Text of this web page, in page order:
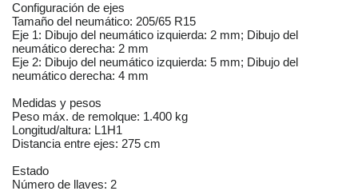
Configuración de ejes
Tamaño del neumático: 205/65 R15
Eje 1: Dibujo del neumático izquierda: 2 mm; Dibujo del
neumático derecha: 2 mm
Eje 2: Dibujo del neumático izquierda: 5 mm; Dibujo del
neumático derecha: 4 mm
Medidas y pesos
Peso máx. de remolque: 1.400 kg
Longitud/altura: L1H1
Distancia entre ejes: 275 cm
Estado
Número de llaves: 2